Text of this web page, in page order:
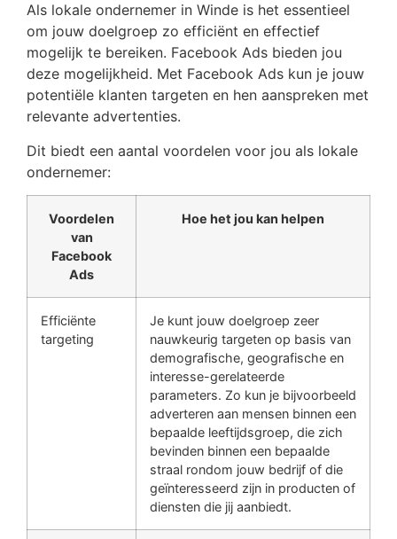
Als lokale ondernemer in Winde is het essentieel
om jouw doelgroep zo efficiënt en effectief
mogelijk te bereiken. Facebook Ads bieden jou
deze mogelijkheid. Met Facebook Ads kun je jouw
potentiële klanten targeten en hen aanspreken met
relevante advertenties.
Dit biedt een aantal voordelen voor jou als lokale
ondernemer:
Voordelen
van
Facebook
Ads
Hoe het jou kan helpen
Efficiënte
targeting
Je kunt jouw doelgroep zeer
nauwkeurig targeten op basis van
demografische, geografische en
interesse-gerelateerde
parameters. Zo kun je bijvoorbeeld
adverteren aan mensen binnen een
bepaalde leeftijdsgroep, die zich
bevinden binnen een bepaalde
straal rondom jouw bedrijf of die
geïnteresseerd zijn in producten of
diensten die jij aanbiedt.